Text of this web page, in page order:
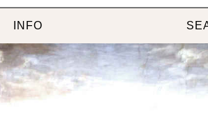
INFO